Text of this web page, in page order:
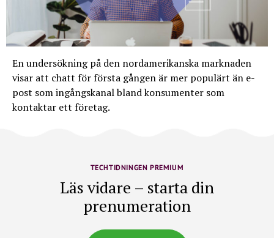
En undersökning på den nordamerikanska marknaden
visar att chatt för första gången är mer populärt än e-
post som ingångskanal bland konsumenter som
kontaktar ett företag.
TECHTIDNINGEN PREMIUM
Läs vidare – starta din
prenumeration